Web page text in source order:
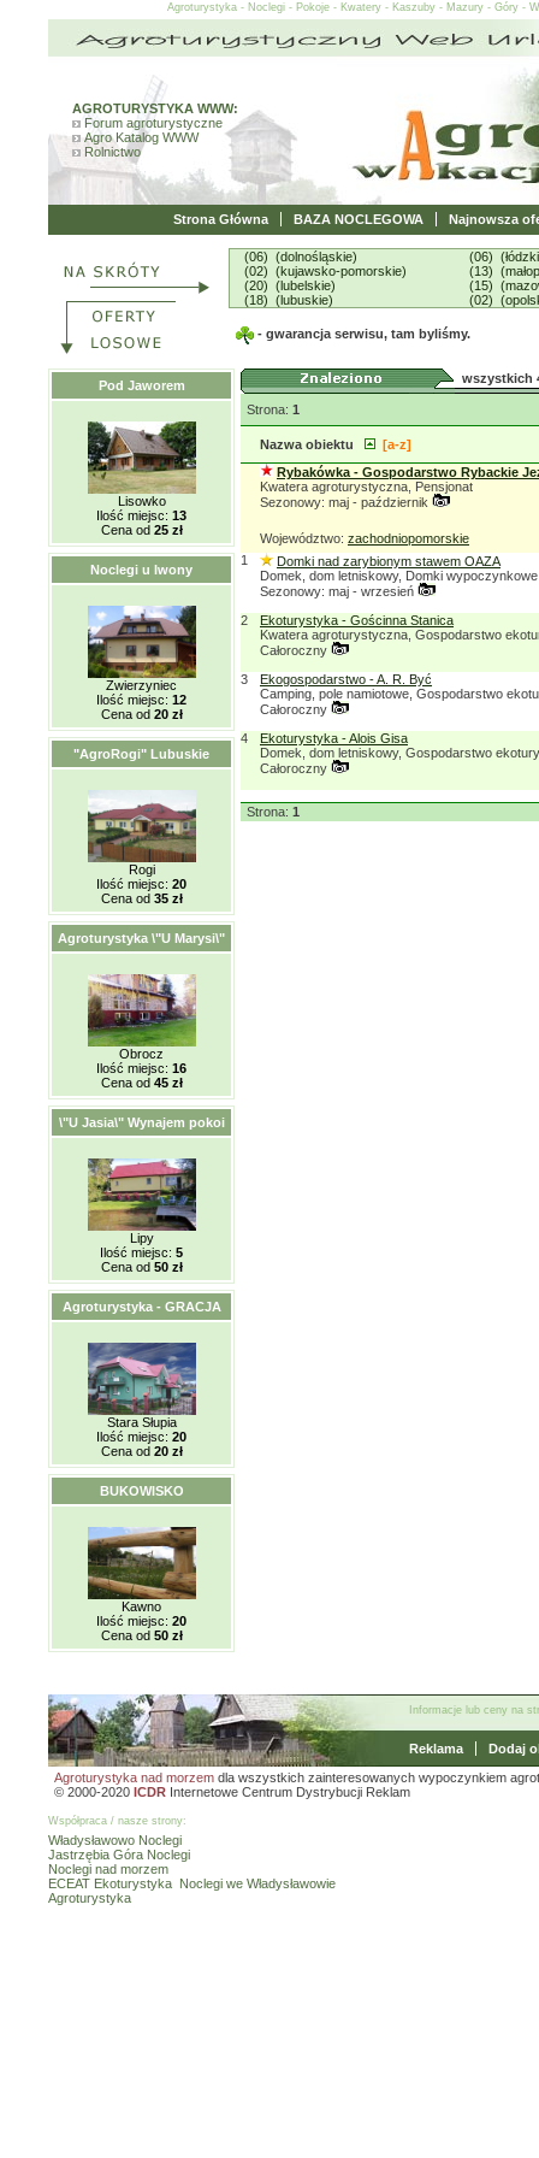
Agroturystyka - Noclegi - Pokoje - Kwatery - Kaszuby - Mazury - Góry -
AGROTURYSTYKA WWW:
Forum agroturystyczne
Agro Katalog WWW
Rolnictwo
Strona Główna BAZA NOCLEGOWA Najnowsza
(06) (dolnośląskie)
(02) (kujawsko-pomorskie)
(20) (lubelskie)
(18) (lubuskie)
(06)
(13)
(15)
(02)
- gwarancja serwisu, tam byliśmy.
Pod Jaworem
Lisowko
Ilość miejsc: 13
Cena od 25 zł
Noclegi u Iwony
Zwierzyniec
Ilość miejsc: 12
Cena od 20 zł
"AgroRogi" Lubuskie
Rogi
Ilość miejsc: 20
Cena od 35 zł
Agroturystyka \"U Marysi\"
Obrocz
Ilość miejsc: 16
Cena od 45 zł
\"U Jasia\" Wynajem pokoi
Lipy
Ilość miejsc: 5
Cena od 50 zł
Agroturystyka - GRACJA
Stara Słupia
Ilość miejsc: 20
Cena od 20 zł
BUKOWISKO
Kawno
Ilość miejsc: 20
Cena od 50 zł
wszystkich
Strona: 1
Nazwa obiektu
[a-z]
Rybakówka - Gospodarstwo Rybackie
Kwatera agroturystyczna, Pensjonat
Sezonowy: maj - październik
Województwo: zachodniopomorskie
1
Domki nad zarybionym stawem OAZA
Domek, dom letniskowy, Domki
Sezonowy: maj - wrzesień
2
Ekoturystyka - Gościnna Stanica
Kwatera agroturystyczna, Gospodarstwo
Całoroczny
3
Ekogospodarstwo - A. R. Być
Camping, pole namiotowe, Gospodarstwo
Całoroczny
4
Ekoturystyka - Alois Gisa
Domek, dom letniskowy, Gospodarstwo
Całoroczny
Strona: 1
Informacje lub ceny na
Reklama
Dodaj
Agroturystyka nad morzem dla wszystkich zainteresowanych wypoczynkiem
© 2000-2020 ICDR Internetowe Centrum Dystrybucji Reklam
Współpraca / nasze strony:
Władysławowo Noclegi
Jastrzębia Góra Noclegi
Noclegi nad morzem
ECEAT Ekoturystyka Noclegi we Władysławowie
Agroturystyka